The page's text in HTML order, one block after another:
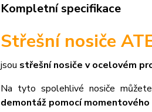
Kompletní specifikace
Střešní nosiče
jsou střešní nosiče v ocelovém
Na tyto spolehlivé nosiče
demontáž pomocí